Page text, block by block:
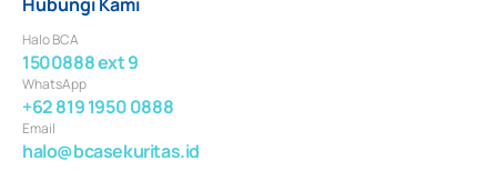
Halo BCA
1500888 ext 9
WhatsApp
+62 819 1950 0888
Email
halo@bcasekuritas.id